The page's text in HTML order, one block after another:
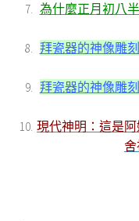
為什麼正月初八
拜瓷器的神像雕
拜瓷器的神像雕
現代神明：這是
舍